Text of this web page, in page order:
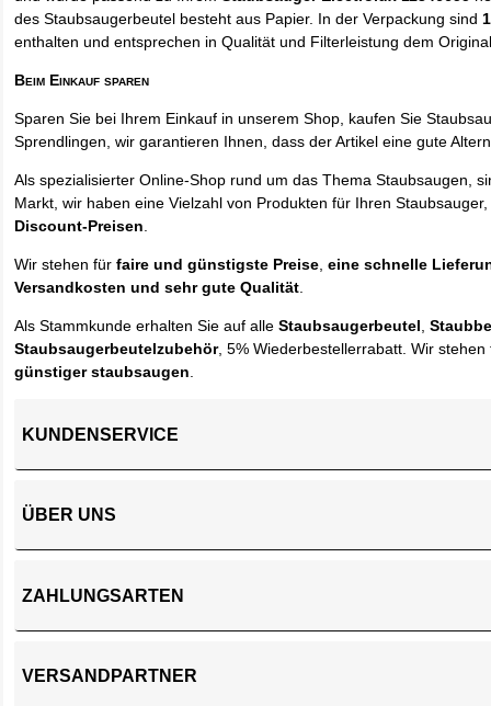
des Staubsaugerbeutel besteht aus Papier. In der Verpackung sind
enthalten und entsprechen in Qualität und Filterleistung dem
Beim Einkauf sparen
Sparen Sie bei Ihrem Einkauf in unserem Shop, kaufen Sie
Sprendlingen, wir garantieren Ihnen, dass der Artikel eine gute
Als spezialisierter Online-Shop rund um das Thema Staubsaugen,
Markt, wir haben eine Vielzahl von Produkten für Ihren
Discount-Preisen.
Wir stehen fürfaire und günstigste Preise,eine schnelle
Versandkosten und sehr gute Qualität.
Als Stammkunde erhalten Sie auf alleStaubsaugerbeutel,
Staubsaugerbeutelzubehör, 5% Wiederbestellerrabatt. Wir
günstiger staubsaugen.
KUNDENSERVICE
ÜBER UNS
ZAHLUNGSARTEN
VERSANDPARTNER